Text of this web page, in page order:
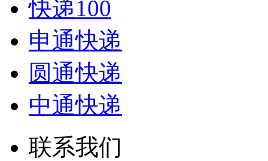
快递100
申通快递
圆通快递
中通快递
联系我们